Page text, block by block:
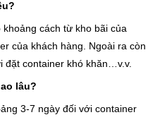
cách từ kho bãi của
của khách hàng. Ngoài ra còn
đặt container khó khăn…v.v.
lâu?
3-7 ngày đối với container